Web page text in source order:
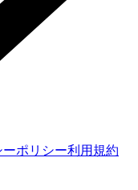
ポリシー利用規約